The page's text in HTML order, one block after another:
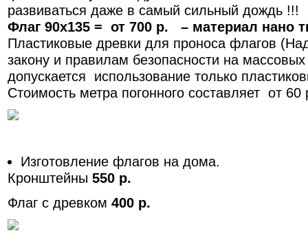
развиваться даже в самый сильный дождь !!!
Флаг 90х135 = от 700 р. – материал нано
Пластиковые древки для проноса флагов
закону и правилам безопасности на
допускается использование только
Стоимость метра погонного составляет от 60
Изготовление флагов на дома.
Кронштейны 550 р.
Флаг с древком 400 р.